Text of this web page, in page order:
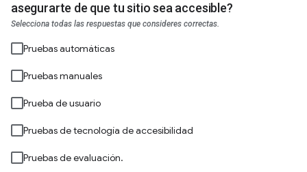
asegurarte de que tu sitio sea accesible?
Selecciona todas las respuestas que consideres correctas.
Pruebas automáticas
Pruebas manuales
Prueba de usuario
Pruebas de tecnología de accesibilidad
Pruebas de evaluación.